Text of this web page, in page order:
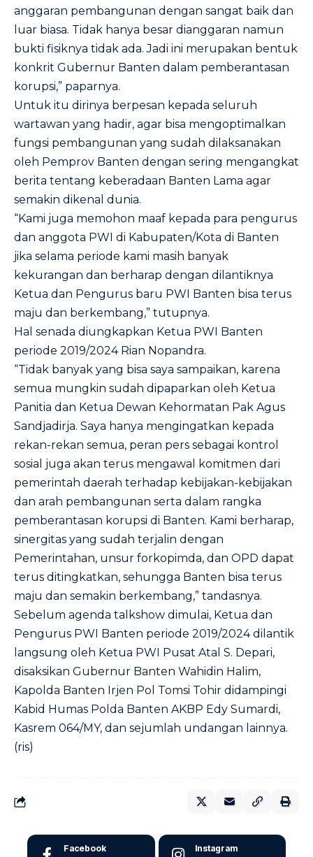
anggaran pembangunan dengan sangat baik dan
luar biasa. Tidak hanya besar dianggaran namun
bukti fisiknya tidak ada. Jadi ini merupakan bentuk
konkrit Gubernur Banten dalam pemberantasan
korupsi,” paparnya.
Untuk itu dirinya berpesan kepada seluruh
wartawan yang hadir, agar bisa mengoptimalkan
fungsi pembangunan yang sudah dilaksanakan
oleh Pemprov Banten dengan sering mengangkat
berita tentang keberadaan Banten Lama agar
semakin dikenal dunia.
“Kami juga memohon maaf kepada para pengurus
dan anggota PWI di Kabupaten/Kota di Banten
jika selama periode kami masih banyak
kekurangan dan berharap dengan dilantiknya
Ketua dan Pengurus baru PWI Banten bisa terus
maju dan berkembang,” tutupnya.
Hal senada diungkapkan Ketua PWI Banten
periode 2019/2024 Rian Nopandra.
“Tidak banyak yang bisa saya sampaikan, karena
semua mungkin sudah dipaparkan oleh Ketua
Panitia dan Ketua Dewan Kehormatan Pak Agus
Sandjadirja. Saya hanya mengingatkan kepada
rekan-rekan semua, peran pers sebagai kontrol
sosial juga akan terus mengawal komitmen dari
pemerintah daerah terhadap kebijakan-kebijakan
dan arah pembangunan serta dalam rangka
pemberantasan korupsi di Banten. Kami berharap,
sinergitas yang sudah terjalin dengan
Pemerintahan, unsur forkopimda, dan OPD dapat
terus ditingkatkan, sehungga Banten bisa terus
maju dan semakin berkembang,” tandasnya.
Sebelum agenda talkshow dimulai, Ketua dan
Pengurus PWI Banten periode 2019/2024 dilantik
langsung oleh Ketua PWI Pusat Atal S. Depari,
disaksikan Gubernur Banten Wahidin Halim,
Kapolda Banten Irjen Pol Tomsi Tohir didampingi
Kabid Humas Polda Banten AKBP Edy Sumardi,
Kasrem 064/MY, dan sejumlah undangan lainnya.
(ris)
Facebook Instagram